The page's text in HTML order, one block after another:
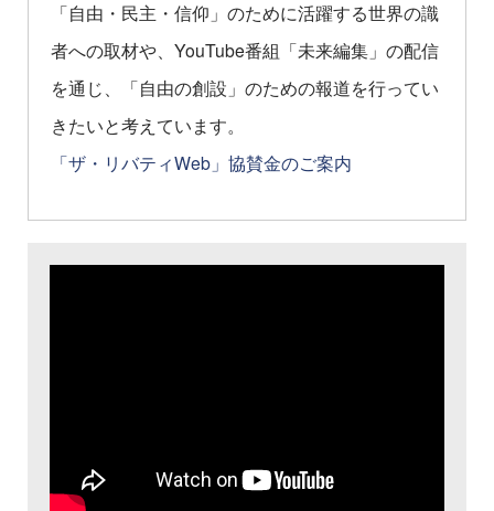
「自由・民主・信仰」のために活躍する世界の識
者への取材や、YouTube番組「未来編集」の配信
を通じ、「自由の創設」のための報道を行ってい
きたいと考えています。
「ザ・リバティWeb」協賛金のご案内